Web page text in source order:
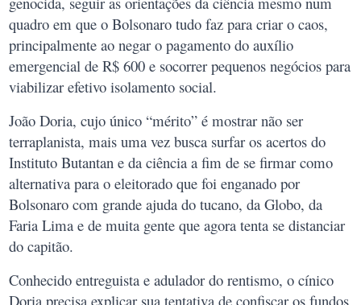
quadro em que o Bolsonaro tudo faz para criar o caos,
principalmente ao negar o pagamento do auxílio
emergencial de R$ 600 e socorrer pequenos negócios para
viabilizar efetivo isolamento social.
João Doria, cujo único “mérito” é mostrar não ser
terraplanista, mais uma vez busca surfar os acertos do
Instituto Butantan e da ciência a fim de se firmar como
alternativa para o eleitorado que foi enganado por
Bolsonaro com grande ajuda do tucano, da Globo, da
Faria Lima e de muita gente que agora tenta se distanciar
do capitão.
Conhecido entreguista e adulador do rentismo, o cínico
Doria precisa explicar sua tentativa de confiscar os fundos